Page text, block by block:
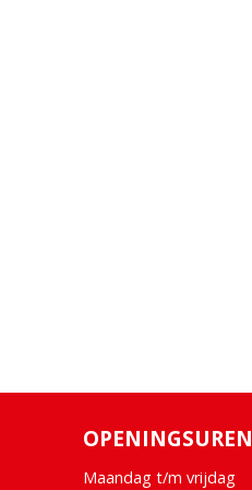
OPENINGSUREN
Maandag t/m vrijdag